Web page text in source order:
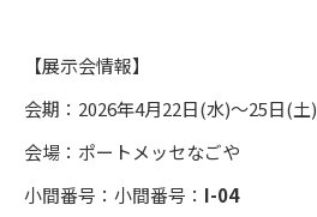
【展示会情報】
会期：2026年4月22日(水)〜25日(土)
会場：ポートメッセなごや
小間番号：小間番号： I-04